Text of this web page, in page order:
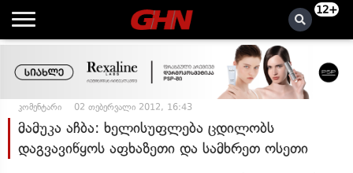
12+
კომენტარი 02 თებერვალი 2012, 16:43
მამუკა აჩბა: ხელისუფლება ცდილობს
დაგვავიწყოს აფხაზეთი და სამხრეთ ოსეთი